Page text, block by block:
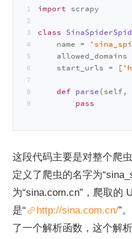
import scrapy
class
    name =
allowed_domains
    start_urls = [
def parse(self,
pass
这段代码主要是对整个爬
定义了爬虫的名字为
为“sina.com.cn”，爬取的
是“
http://sina.com.cn/”
了一个解析函数，这个解